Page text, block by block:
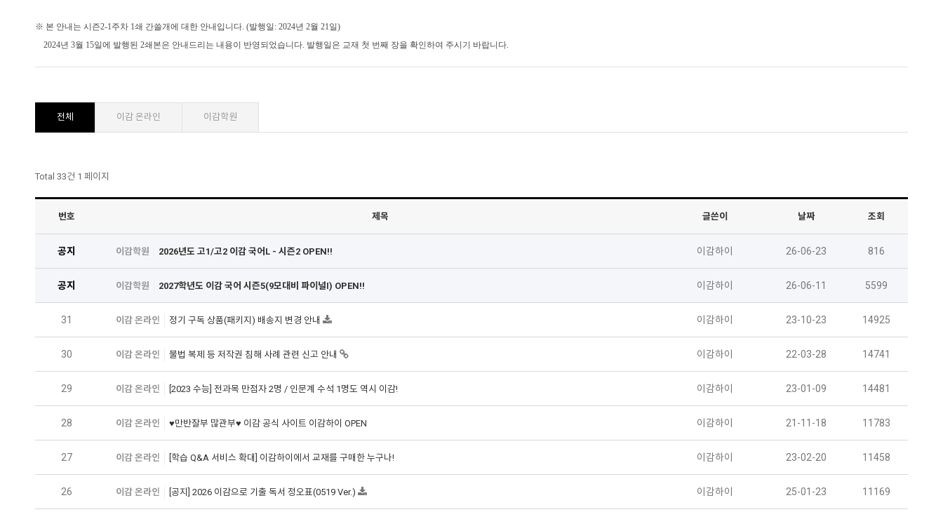
※ 본 안내는 시즌2-1주차 1쇄 간쓸개에 대한 안내입니다. (발행일: 2024년 2월 21일)
2024년 3월 15일에 발행된 2쇄본은 안내드리는 내용이 반영되었습니다. 발행일은 교재 첫 번째 장을 확인하여 주시기 바랍니다.
전체 이감 온라인 이감학원
Total 33건 1 페이지
번호 제목 글쓴이 날짜 조회
공지 이감학원 2026년도 고1/고2 이감 국어L - 시즌2 OPEN!! 이감하이 26-06-23 816
공지 이감학원 2027학년도 이감 국어 시즌5(9모대비 파이널I) OPEN!! 이감하이 26-06-11 5599
31 이감 온라인 정기 구독 상품(패키지) 배송지 변경 안내 이감하이 23-10-23 14925
30 이감 온라인 불법 복제 등 저작권 침해 사례 관련 신고 안내 이감하이 22-03-28 14741
29 이감 온라인 [2023 수능] 전과목 만점자 2명 / 인문계 수석 1명도 역시 이감! 이감하이 23-01-09 14481
28 이감 온라인 ♥만반잘부 많관부♥ 이감 공식 사이트 이감하이 OPEN 이감하이 21-11-18 11783
27 이감 온라인 [학습 Q&A 서비스 확대] 이감하이에서 교재를 구매한 누구나! 이감하이 23-02-20 11458
26 이감 온라인 [공지] 2026 이감으로 기출 독서 정오표(0519 Ver.) 이감하이 25-01-23 11169